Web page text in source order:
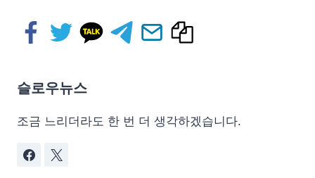
슬로우뉴스
조금 느리더라도 한 번 더 생각하겠습니다.